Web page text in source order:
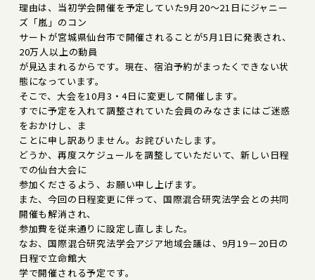
理由は、当初学会開催を予定していた9月20～21日にジャニー
ズ「嵐」のコン
サートが宮城県仙台市で開催されることが5月1日に発表され、
20万人以上の動員
が見込まれるからです。現在、宿泊予約がまったくできない状
態になっています。
そこで、大会を10月3・4日に変更して開催します。
すでに予定を入れて調整されていた会員のみなさまにはご迷惑
をおかけし、ま
ことに申し訳ありません。お詫びいたします。
どうか、再度スケジュールを調整していただいて、新しい日程
での仙台大会に
参加くださるよう、お願い申し上げます。
また、今回の日程変更に伴って、国際混合研究法学会との共同
開催も解消され、
参加費を従来通りに設定し直しました。
なお、国際混合研究法学会アジア地域会議は、9月19－20日の
日程で立命館大
学で開催される予定です。